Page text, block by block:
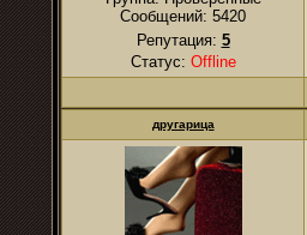
Сообщений: 5420
Репутация: 5
Статус: Offline
другарица